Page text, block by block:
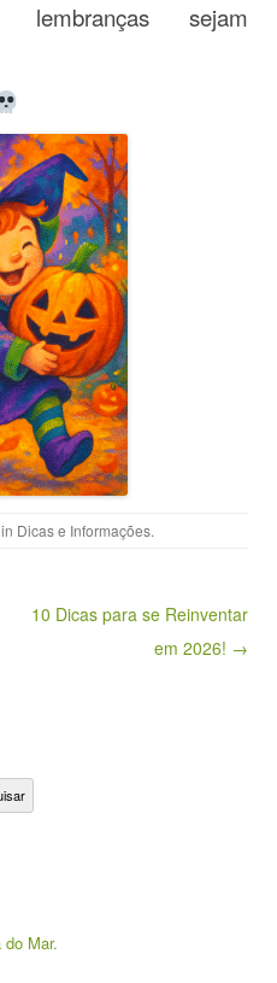
sejam
Dicas e Informações.
10 Dicas para se Reinventar
em 2026! →
Mar.